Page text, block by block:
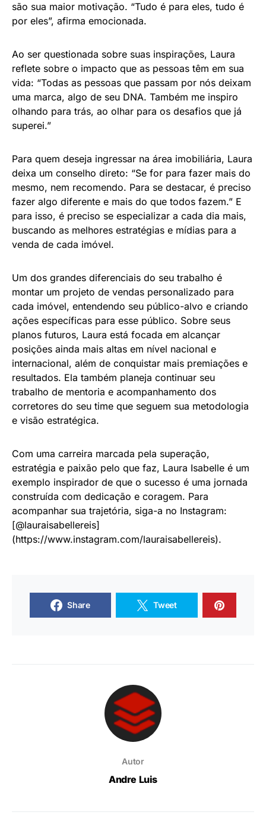
são sua maior motivação. “Tudo é para eles, tudo é
por eles”, afirma emocionada.
Ao ser questionada sobre suas inspirações, Laura
reflete sobre o impacto que as pessoas têm em sua
vida: “Todas as pessoas que passam por nós deixam
uma marca, algo de seu DNA. Também me inspiro
olhando para trás, ao olhar para os desafios que já
superei.”
Para quem deseja ingressar na área imobiliária, Laura
deixa um conselho direto: “Se for para fazer mais do
mesmo, nem recomendo. Para se destacar, é preciso
fazer algo diferente e mais do que todos fazem.” E
para isso, é preciso se especializar a cada dia mais,
buscando as melhores estratégias e mídias para a
venda de cada imóvel.
Um dos grandes diferenciais do seu trabalho é
montar um projeto de vendas personalizado para
cada imóvel, entendendo seu público-alvo e criando
ações específicas para esse público. Sobre seus
planos futuros, Laura está focada em alcançar
posições ainda mais altas em nível nacional e
internacional, além de conquistar mais premiações e
resultados. Ela também planeja continuar seu
trabalho de mentoria e acompanhamento dos
corretores do seu time que seguem sua metodologia
e visão estratégica.
Com uma carreira marcada pela superação,
estratégia e paixão pelo que faz, Laura Isabelle é um
exemplo inspirador de que o sucesso é uma jornada
construída com dedicação e coragem. Para
acompanhar sua trajetória, siga-a no Instagram:
[@lauraisabellereis]
(https://www.instagram.com/lauraisabellereis).
Share Tweet
Autor
Andre Luis